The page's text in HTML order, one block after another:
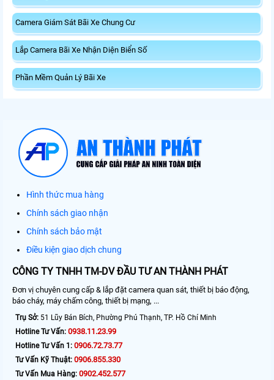
Camera Giám Sát Bãi Xe Chung Cư
Lắp Camera Bãi Xe Nhận Diện Biển Số
Phần Mềm Quản Lý Bãi Xe
Hình thức mua hàng
Chính sách giao nhận
Chính sách bảo mật
Điều kiện giao dịch chung
CÔNG TY TNHH TM-DV ĐẦU TƯ AN THÀNH PHÁT
Đơn vị chuyên cung cấp & lắp đặt camera quan sát, thiết bị báo động,
báo cháy, máy chấm công, thiết bị mạng, ...
Trụ Sở: 51 Lũy Bán Bích, Phường Phú Thạnh, TP. Hồ Chí Minh
Hotline Tư Vấn: 0938.11.23.99
Hotline Tư Vấn 1: 0906.72.73.77
Tư Vấn Kỹ Thuật: 0906.855.330
Tư Vấn Mua Hàng: 0902.452.577